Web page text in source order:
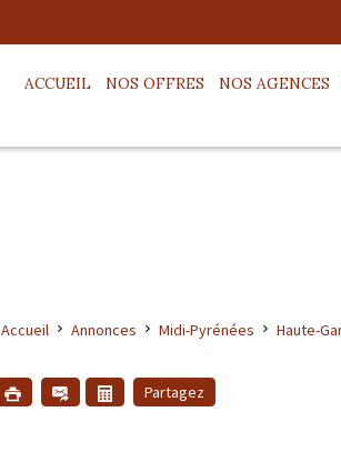
ACCUEIL NOS OFFRES NOS AGENCES
Accueil Annonces Midi-Pyrénées Haute-
Partagez